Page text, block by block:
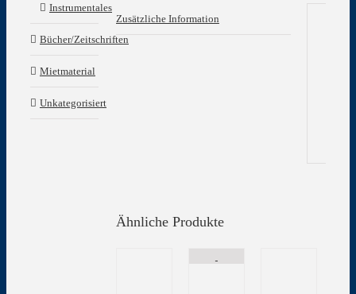
Zusätzliche Information
Ähnliche Produkte
Instrumentales
Bücher/Zeitschriften
Mietmaterial
Unkategorisiert